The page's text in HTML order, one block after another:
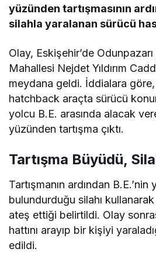
yüzünden tartışmasının
silahla yaralanan sürücü
Olay, Eskişehir’de
Mahallesi Nejdet Yıldırım
meydana geldi. İddialara göre,
hatchback araçta sürücü
yolcu B.E. arasında alacak
yüzünden tartışma çıktı.
Tartışma Büyüdü,
Tartışmanın ardından B.E.’nin
bulundurduğu silahı kullanarak
ateş ettiği belirtildi. Olay
hattını arayıp bir kişiyi
edildi.